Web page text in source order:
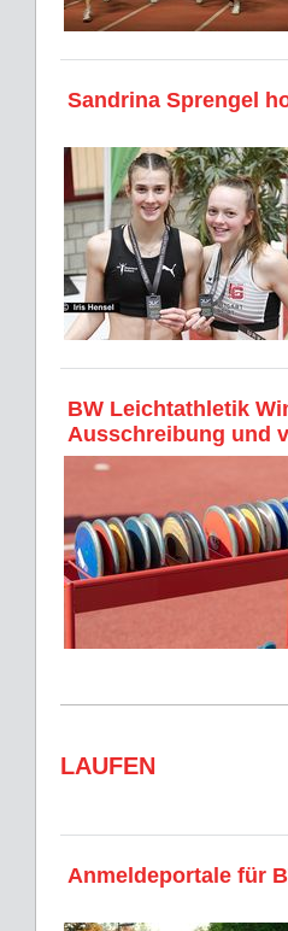
Sandrina Sprengel
BW Leichtathletik
Ausschreibung und
LAUFEN
Anmeldeportale für